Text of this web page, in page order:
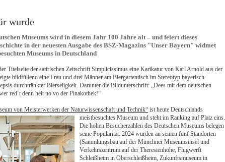
wurde
Museums wird in diesem Jahr 100 Jahre alt – und feiert dieses
in der neuesten Ausgabe des BSZ-Magazins "Unser Bayern" widmet
Museums in Deutschland
Titelseite der satirischen Zeitschrift Simplicissimus eine Karikatur von Karl Arnold aus der
bildfüllend eine Frau und drei Männer am Biergartentisch im Stereotyp bayerisch-
durchtränkter Bierseligkeit. Darunter die Bildunterschrift: „Dees mit dem deutschen
red´t denn heit no vo der Pinakothek!“
von Meisterwerken der Naturwissenschaft und Technik“ ist heute Deutschlands
meistbesuchtes Museum und steht im Ranking auf Platz eins.
Die hohen Besucherzahlen des Deutschen Museums belegen
seine Popularität: 2024 wurden an seinen fünf Standorten
(Sammlungsbau auf der Münchner Museumsinsel und
Verkehrszentrum auf der Theresienhöhe, Flugwerft
Schleißheim in Oberschleißheim, Zukunftsmuseum in